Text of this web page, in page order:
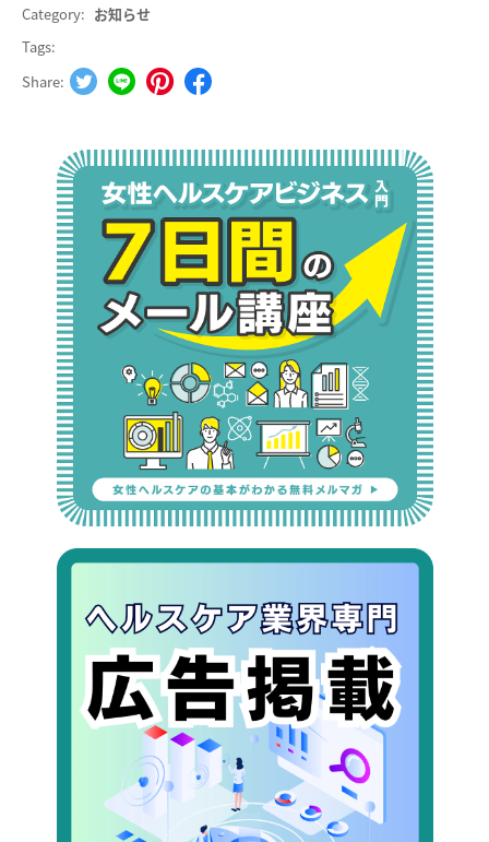
Category: お知らせ
Tags:
Share: